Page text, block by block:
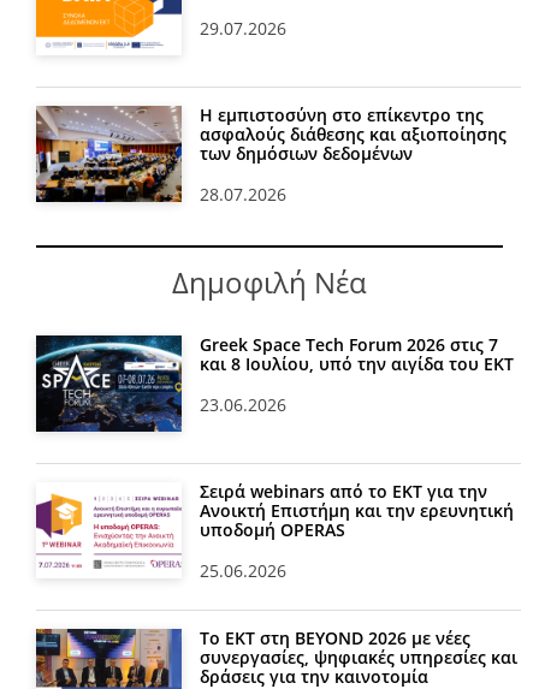
29.07.2026
Η εμπιστοσύνη στο επίκεντρο της
ασφαλούς διάθεσης και αξιοποίησης
των δημόσιων δεδομένων
28.07.2026
Δημοφιλή Νέα
Greek Space Tech Forum 2026 στις 7
και 8 Ιουλίου, υπό την αιγίδα του ΕΚΤ
23.06.2026
Σειρά webinars από το ΕΚΤ για την
Ανοικτή Επιστήμη και την ερευνητική
υποδομή OPERAS
25.06.2026
Το ΕΚΤ στη BEYOND 2026 με νέες
συνεργασίες, ψηφιακές υπηρεσίες και
δράσεις για την καινοτομία